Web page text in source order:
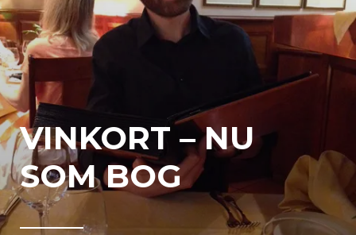
VINKORT – NU
SOM BOG